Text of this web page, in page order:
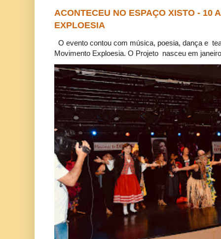
ACONTECEU NO ESPAÇO XISTO - 10
EXPLOESIA
O evento contou com música, poesia, dança e
Movimento Exploesia. O Projeto nasceu em